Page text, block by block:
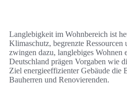
Langlebigkeit im Wohnbereich ist
Klimaschutz, begrenzte Ressourcen
zwingen dazu, langlebiges Wohnen
Deutschland prägen Vorgaben wie
Ziel energieeffizienter Gebäude die
Bauherren und Renovierenden.